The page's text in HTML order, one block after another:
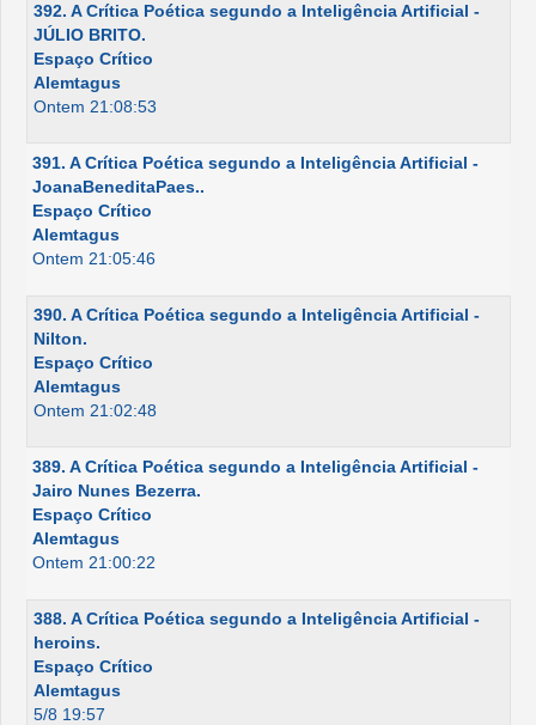
392. A Crítica Poética segundo a Inteligência Artificial -
JÚLIO BRITO.
Espaço Crítico
Alemtagus
Ontem 21:08:53
391. A Crítica Poética segundo a Inteligência Artificial -
JoanaBeneditaPaes..
Espaço Crítico
Alemtagus
Ontem 21:05:46
390. A Crítica Poética segundo a Inteligência Artificial -
Nilton.
Espaço Crítico
Alemtagus
Ontem 21:02:48
389. A Crítica Poética segundo a Inteligência Artificial -
Jairo Nunes Bezerra.
Espaço Crítico
Alemtagus
Ontem 21:00:22
388. A Crítica Poética segundo a Inteligência Artificial -
heroins.
Espaço Crítico
Alemtagus
5/8 19:57